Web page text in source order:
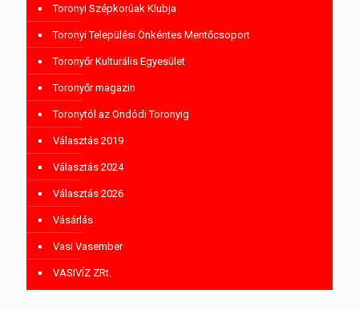
Toronyi Szépkorúak Klubja
Toronyi Települési Önkéntes Mentőcsoport
Toronyőr Kulturális Egyesület
Toronyőr magazin
Toronytól az Ondódi Toronyig
Választás 2019
Választás 2024
Választás 2026
Vásárlás
Vasi Vasember
VASIVÍZ ZRt.